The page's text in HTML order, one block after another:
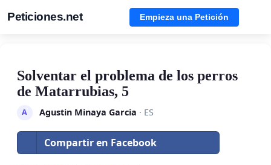
Peticiones.net Empieza una Petición
Solventar el problema de los perros
de Matarrubias, 5
A Agustin Minaya Garcia · ES
Compartir en Facebook